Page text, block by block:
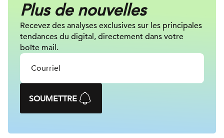
Plus de nouvelles
Recevez des analyses exclusives sur les principales
tendances du digital, directement dans votre
boîte mail.
SOUMETTRE